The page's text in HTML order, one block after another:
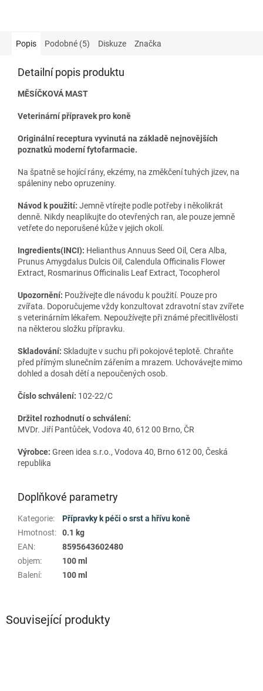
Související produkty
Popis Podobné (5) Diskuze Značka
Detailní popis produktu
MĚSÍČKOVÁ MAST
Veterinární přípravek pro koně
Originální receptura vyvinutá na základě nejnovějších
poznatků moderní fytofarmacie.​
Na špatně se hojící rány, ekzémy, na změkčení tuhých jizev, na
spáleniny nebo opruzeniny.​
Návod k použití: Jemně vtírejte podle potřeby i několikrát
denně. Nikdy neaplikujte do otevřených ran, ale pouze jemně
vetřete do neporušené kůže v jejich okolí.
Ingredients(INCI): Helianthus Annuus Seed Oil, Cera Alba,
Prunus Amygdalus Dulcis Oil, Calendula Officinalis Flower
Extract, Rosmarinus Officinalis Leaf Extract, Tocopherol
Upozornění: Používejte dle návodu k použití. Pouze pro
zvířata. Doporučujeme vždy konzultovat zdravotní stav zvířete
s veterinárním lékařem. Nepoužívejte při známé přecitlivělosti
na některou složku přípravku.
Skladování: Skladujte v suchu při pokojové teplotě. Chraňte
před přímým slunečním zářením a mrazem. Uchovávejte mimo
dohled a dosah dětí a nepoučených osob.
Číslo schválení: 102-22/C
Držitel rozhodnutí o schválení:
MVDr. Jiří Pantůček, Vodova 40, 612 00 Brno, ČR
Výrobce: Green idea s.r.o., Vodova 40, Brno 612 00, Česká
republika
Doplňkové parametry
Kategorie:
Přípravky k péči o srst a hřívu koně
Hmotnost:
0.1 kg
EAN:
8595643602480
objem:
100 ml
Balení: 100 ml